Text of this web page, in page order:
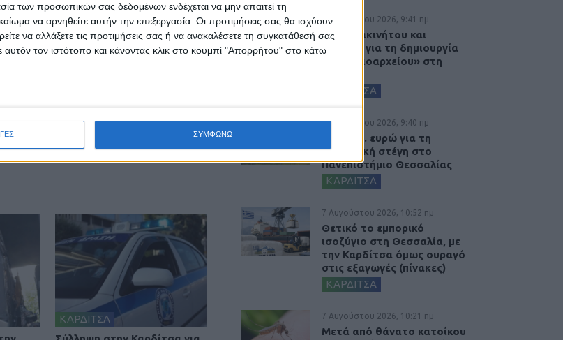
των προσωπικών σας δεδομένων ενδέχεται να μην απαιτεί τη
να αρνηθείτε αυτήν την επεξεργασία. Οι προτιμήσεις σας θα ισχύουν
να αλλάξετε τις προτιμήσεις σας ή να ανακαλέσετε τη συγκατάθεσή σας
τον ιστότοπο και κάνοντας κλικ στο κουμπί "Απορρήτου" στο κάτω
ΣΥΜΦΩΝΩ
Καρδίτσας
ΚΑΡΔΙΤΣΑ
8 Αυγούστου 2026, 9:41 πμ
Δωρεά ακινήτου και
μελέτης για τη δημιουργία
«Κειμηλιοαρχείου» στη
ΚΑΡΔΙΤΣΑ
8 Αυγούστου 2026, 9:40 πμ
2,3 εκατ. ευρώ για τη
φοιτητική στέγη στο
Πανεπιστήμιο Θεσσαλίας
ΚΑΡΔΙΤΣΑ
7 Αυγούστου 2026, 10:52 πμ
Θετικό το εμπορικό
ισοζύγιο στη Θεσσαλία, με
την Καρδίτσα όμως ουραγό
στις εξαγωγές (πίνακες)
ΚΑΡΔΙΤΣΑ
7 Αυγούστου 2026, 10:21 πμ
Μετά από θάνατο κατοίκου